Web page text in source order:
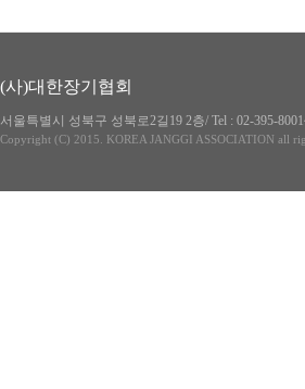
(사)대한장기협회
서울특별시 성북구 성북로2길19 2층/ Tel : 02-395-
Copyright (C) 2015. KOREA JANGGI ASSOCIATION all